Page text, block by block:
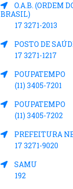
O.A.B. (ORDEM
BRASIL)
17 3271-2013
POSTO DE
17 3271-1217
POUPATEMPO
(11) 3405-7201
POUPATEMPO
(11) 3405-7202
PREFEITURA
17 3271-9020
SAMU
192